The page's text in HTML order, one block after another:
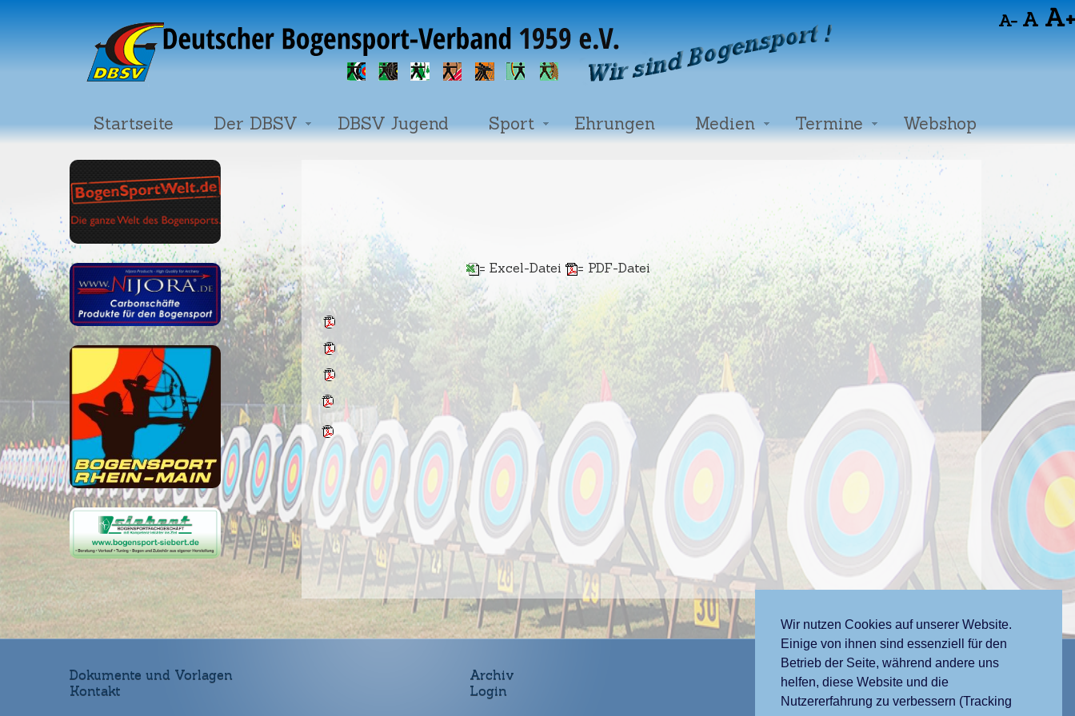
Wir nutzen Cookies auf unserer Website.
Einige von ihnen sind essenziell für den
Betrieb der Seite, während andere uns
helfen, diese Website und die
Nutzererfahrung zu verbessern (Tracking
A-AA+
Startseite Der DBSV DBSV Jugend Sport Ehrungen Medien Termine Webshop
= Excel-Datei = PDF-Datei
Dokumente und Vorlagen
Kontakt
Archiv
Login
Datenschutzerklärung
Impressum